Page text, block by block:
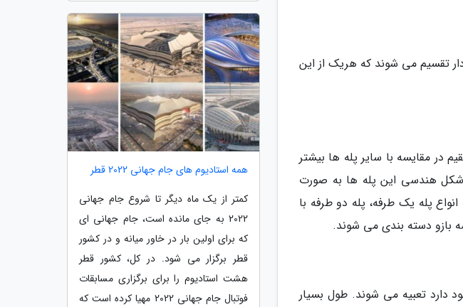
تقسیم می شوند که هریک از این
مقایسه با سایر پله ها بیشتر
شکل هندسی این پله ها به صورت
مستقیم به انواع پله یک طرفه، پله دو طرفه با
بازو دسته بندی می شوند.
دارد تعبیه می شوند. طول بسیار
همه استادیوم های جام جهانی 2022 قطر
کمتر از یک ماه دیگر تا شروع جام جهانی
2022 به جای مانده است، جام جهانی ای
که برای اولین بار در خاور میانه و در کشور
قطر برگزار می شود. در کل، کشور قطر
هشت استادیوم را برای برگزاری مسابقات
فوتبال جام جهانی 2022 مهیا کرده است که